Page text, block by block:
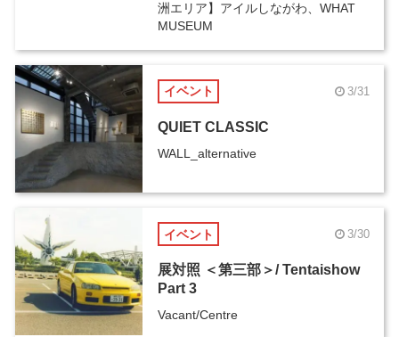
洲エリア】アイルしながわ、WHAT
MUSEUM
イベント 3/31
QUIET CLASSIC
WALL_alternative
イベント 3/30
展対照 ＜第三部＞/ Tentaishow
Part 3
Vacant/Centre